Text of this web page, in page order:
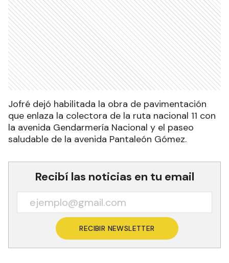
Jofré dejó habilitada la obra de pavimentación
que enlaza la colectora de la ruta nacional 11 con
la avenida Gendarmería Nacional y el paseo
saludable de la avenida Pantaleón Gómez.
Recibí las noticias en tu email
RECIBIR NEWSLETTER